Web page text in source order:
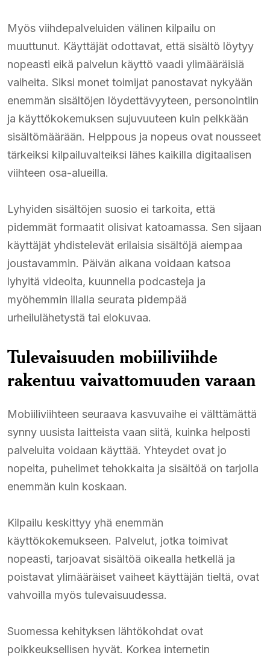
Myös viihdepalveluiden välinen kilpailu on
muuttunut. Käyttäjät odottavat, että sisältö löytyy
nopeasti eikä palvelun käyttö vaadi ylimääräisiä
vaiheita. Siksi monet toimijat panostavat nykyään
enemmän sisältöjen löydettävyyteen, personointiin
ja käyttökokemuksen sujuvuuteen kuin pelkkään
sisältömäärään. Helppous ja nopeus ovat nousseet
tärkeiksi kilpailuvalteiksi lähes kaikilla digitaalisen
viihteen osa-alueilla.
Lyhyiden sisältöjen suosio ei tarkoita, että
pidemmät formaatit olisivat katoamassa. Sen sijaan
käyttäjät yhdistelevät erilaisia sisältöjä aiempaa
joustavammin. Päivän aikana voidaan katsoa
lyhyitä videoita, kuunnella podcasteja ja
myöhemmin illalla seurata pidempää
urheilulähetystä tai elokuvaa.
Tulevaisuuden mobiiliviihde
rakentuu vaivattomuuden varaan
Mobiiliviihteen seuraava kasvuvaihe ei välttämättä
synny uusista laitteista vaan siitä, kuinka helposti
palveluita voidaan käyttää. Yhteydet ovat jo
nopeita, puhelimet tehokkaita ja sisältöä on tarjolla
enemmän kuin koskaan.
Kilpailu keskittyy yhä enemmän
käyttökokemukseen. Palvelut, jotka toimivat
nopeasti, tarjoavat sisältöä oikealla hetkellä ja
poistavat ylimääräiset vaiheet käyttäjän tieltä, ovat
vahvoilla myös tulevaisuudessa.
Suomessa kehityksen lähtökohdat ovat
poikkeuksellisen hyvät. Korkea internetin